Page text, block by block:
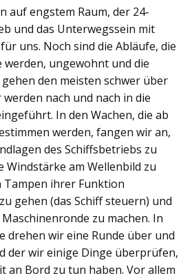
auf engstem Raum, der 24-
und das Unterwegssein mit
uns. Noch sind die Abläufe, die
werden, ungewohnt und die
den meisten schwer über
nach und nach in die
In den Wachen, die ab
werden, fangen wir an,
des Schiffsbetriebs zu
Windstärke am Wellenbild zu
Tampen ihrer Funktion
gehen (das Schiff steuern) und
zu machen. In
drehen wir eine Runde über und
der wir einige Dinge überprüfen,
an Bord zu tun haben. Vor allem